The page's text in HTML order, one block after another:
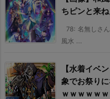
ちピンと来
78: 名無しさ
風水 ...
【水着イベ
象でお祭り
ｗｗｗｗｗｗ